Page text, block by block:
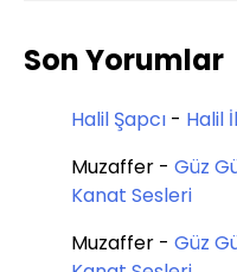
Son Yorumlar
Halil Şapcı - Halil
Muzaffer - Güz
Kanat Sesleri
Muzaffer - Güz